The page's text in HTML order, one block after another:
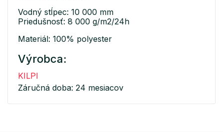
Vodný stĺpec: 10 000 mm
Priedušnosť: 8 000 g/m2/24h
Materiál: 100% polyester
Výrobca:
KILPI
Záručná doba: 24 mesiacov